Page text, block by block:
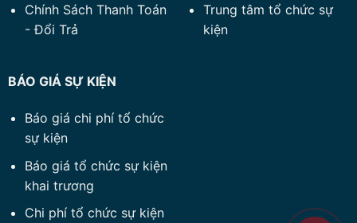
Chính Sách Thanh Toán
- Đổi Trả
Trung tâm tổ chức sự
kiện
BÁO GIÁ SỰ KIỆN
Báo giá chi phí tổ chức
sự kiện
Báo giá tổ chức sự kiện
khai trương
Chi phí tổ chức sự kiện